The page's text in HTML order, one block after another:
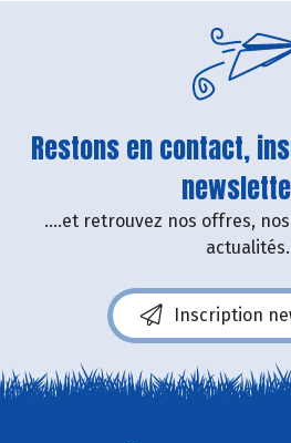
Restons en contact,
....et retrouvez nos offres,
actualités.
Inscription